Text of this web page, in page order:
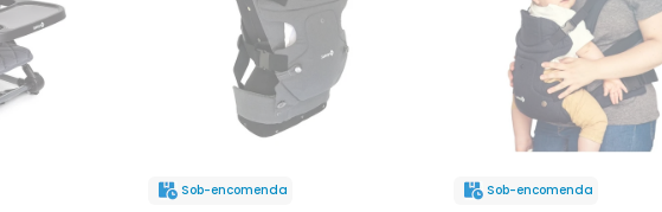
Sob-encomenda Sob-encomenda